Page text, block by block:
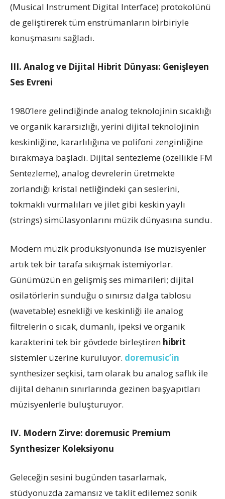
(Musical Instrument Digital Interface) protokolünü
de geliştirerek tüm enstrümanların birbiriyle
konuşmasını sağladı.
III. Analog ve Dijital Hibrit Dünyası: Genişleyen
Ses Evreni
1980’lere gelindiğinde analog teknolojinin sıcaklığı
ve organik kararsızlığı, yerini dijital teknolojinin
keskinliğine, kararlılığına ve polifoni zenginliğine
bırakmaya başladı. Dijital sentezleme (özellikle FM
Sentezleme), analog devrelerin üretmekte
zorlandığı kristal netliğindeki çan seslerini,
tokmaklı vurmalıları ve jilet gibi keskin yaylı
(strings) simülasyonlarını müzik dünyasına sundu.
Modern müzik prodüksiyonunda ise müzisyenler
artık tek bir tarafa sıkışmak istemiyorlar.
Günümüzün en gelişmiş ses mimarileri; dijital
osilatörlerin sunduğu o sınırsız dalga tablosu
(wavetable) esnekliği ve keskinliği ile analog
filtrelerin o sıcak, dumanlı, ipeksi ve organik
karakterini tek bir gövdede birleştiren hibrit
sistemler üzerine kuruluyor. doremusic’in
synthesizer seçkisi, tam olarak bu analog saflık ile
dijital dehanın sınırlarında gezinen başyapıtları
müzisyenlerle buluşturuyor.
IV. Modern Zirve: doremusic Premium
Synthesizer Koleksiyonu
Geleceğin sesini bugünden tasarlamak,
stüdyonuzda zamansız ve taklit edilemez sonik